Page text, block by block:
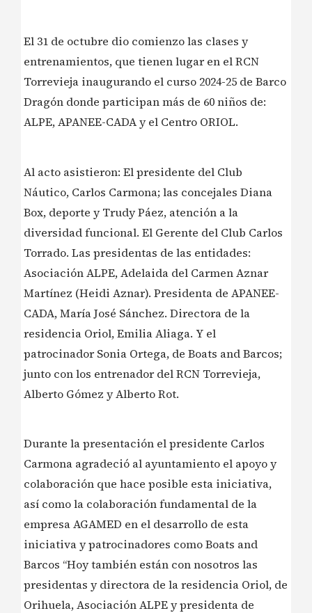
El 31 de octubre dio comienzo las clases y
entrenamientos, que tienen lugar en el RCN
Torrevieja inaugurando el curso 2024-25 de Barco
Dragón donde participan más de 60 niños de:
ALPE, APANEE-CADA y el Centro ORIOL.
Al acto asistieron: El presidente del Club
Náutico, Carlos Carmona; las concejales Diana
Box, deporte y Trudy Páez, atención a la
diversidad funcional. El Gerente del Club Carlos
Torrado. Las presidentas de las entidades:
Asociación ALPE, Adelaida del Carmen Aznar
Martínez (Heidi Aznar). Presidenta de APANEE-
CADA, María José Sánchez. Directora de la
residencia Oriol, Emilia Aliaga. Y el
patrocinador Sonia Ortega, de Boats and Barcos;
junto con los entrenador del RCN Torrevieja,
Alberto Gómez y Alberto Rot.
️Durante la presentación el presidente Carlos
Carmona agradeció al ayuntamiento el apoyo y
colaboración que hace posible esta iniciativa,
así como la colaboración fundamental de la
empresa AGAMED en el desarrollo de esta
iniciativa y patrocinadores como Boats and
Barcos “Hoy también están con nosotros las
presidentas y directora de la residencia Oriol, de
Orihuela, Asociación ALPE y presidenta de